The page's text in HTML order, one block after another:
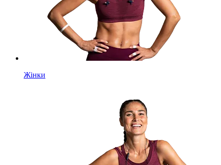
Жінки